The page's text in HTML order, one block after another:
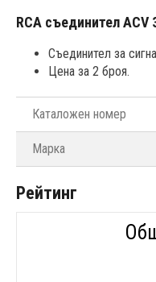
RCA съединител ACV
Съединител за
Цена за 2 броя.
Каталожен номер
Марка
Рейтинг